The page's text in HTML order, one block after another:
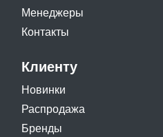
Менеджеры
Контакты
Клиенту
Новинки
Распродажа
Бренды